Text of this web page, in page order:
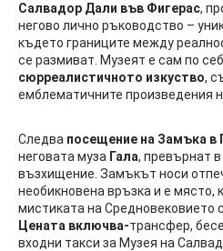
Салвадор Дали във Фигерас,
негово лично ръководство –
където границите между
се размиват. Музеят е сам по
сюрреалистичното изкуство,
емблематичните произведения
Следва посещение на Замъка в
неговата муза Гала, превърнат
възхищение. Замъкът носи
необикновена връзка и е
мистиката на Средновековието
Цената включва-трансфер,
входни такси за Музея на